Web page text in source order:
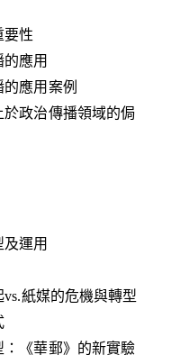
性
應用
應用案例
政治傳播領域的侷
運用
紙媒的危機與轉型
《華郵》的新實驗